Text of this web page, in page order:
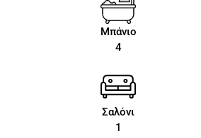
Μπάνιο
4
Σαλόνι
1